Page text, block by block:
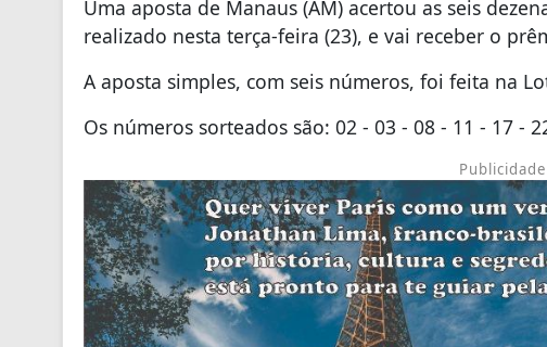
Uma aposta de Manaus (AM) acertou as seis
realizado nesta terça-feira (23), e vai receber o
A aposta simples, com seis números, foi feita na
Os números sorteados são: 02 - 03 - 08 - 11 - 17 -
Publicidade